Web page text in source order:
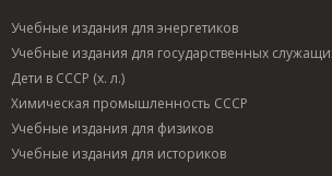
Учебные издания для энергетиков
Учебные издания для государственных
Дети в СССР (х. л.)
Химическая промышленность СССР
Учебные издания для физиков
Учебные издания для историков